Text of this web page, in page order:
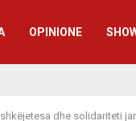
OPINIONE
dhe solidariteti